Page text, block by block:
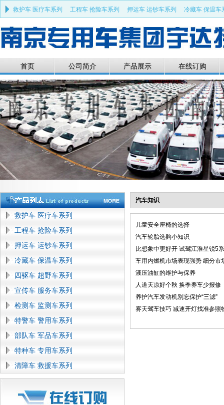
救护车 医疗车系列 工程车 抢险车系列 押运车 运钞车系列
冷藏车 保温车
首页 公司简介 产品展示 在线订购
救护车 医疗车系列
工程车 抢险车系列
押运车 运钞车系列
冷藏车 保温车系列
四驱车 超野车系列
宣传车 服务车系列
检测车 监测车系列
特警车 警用车系列
部队车 军品车系列
特种车 专用车系列
清障车 救援车系列
汽车知识
儿童安全座椅的选择
汽车轮胎选购小知识
比想象中更好开 试驾江淮星锐5系
车用内燃机市场表现强势 细分市
液压油缸的维护与保养
人道天凉好个秋 换季养车少报修
养护汽车发动机别忘保护“三滤”
雾天驾车技巧 减速开灯找准参照